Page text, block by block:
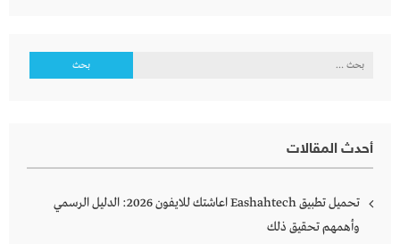
البحث
أحدث المقالات
تحميل تطبيق Eashahtech اعاشتك للايفون 2026: الدليل الرسمي
وأهمهم تحقيق ذلك